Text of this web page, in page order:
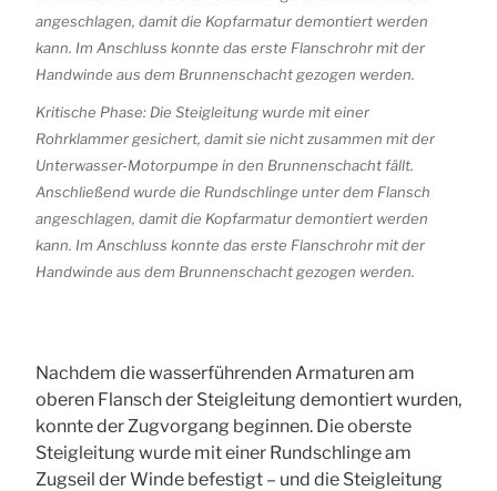
Kritische Phase: Die Steigleitung wurde mit einer
Rohrklammer gesichert, damit sie nicht zusammen mit der
Unterwasser-Motorpumpe in den Brunnenschacht fällt.
Anschließend wurde die Rundschlinge unter dem Flansch
angeschlagen, damit die Kopfarmatur demontiert werden
kann. Im Anschluss konnte das erste Flanschrohr mit der
Handwinde aus dem Brunnenschacht gezogen werden.
Nachdem die wasserführenden Armaturen am
oberen Flansch der Steigleitung demontiert wurden,
konnte der Zugvorgang beginnen. Die oberste
Steigleitung wurde mit einer Rundschlinge am
Zugseil der Winde befestigt – und die Steigleitung